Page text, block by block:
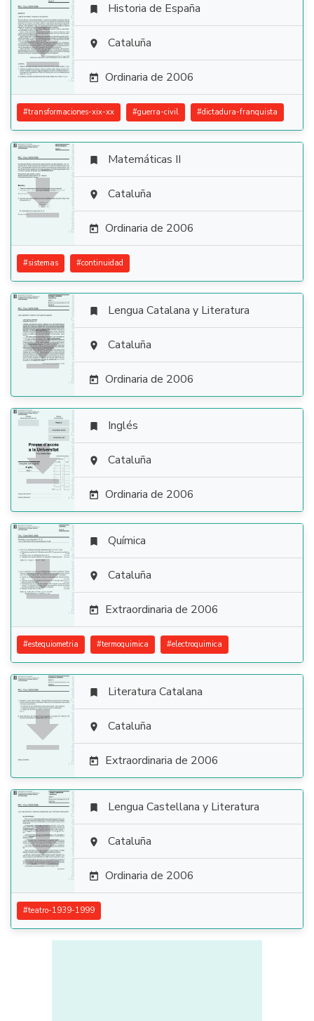

 Historia de España
 Cataluña
 Ordinaria de 2006
#transformaciones-xix-xx #guerra-civil #dictadura-franquista

 Matemáticas II
 Cataluña
 Ordinaria de 2006
#sistemas #continuidad

 Lengua Catalana y Literatura
 Cataluña
 Ordinaria de 2006

 Inglés
 Cataluña
 Ordinaria de 2006

 Química
 Cataluña
 Extraordinaria de 2006
#estequiometria #termoquimica #electroquimica

 Literatura Catalana
 Cataluña
 Extraordinaria de 2006

 Lengua Castellana y Literatura
 Cataluña
 Ordinaria de 2006
#teatro-1939-1999